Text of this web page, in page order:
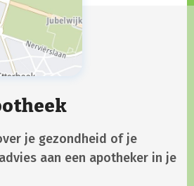
je gezondheid of je
aan een apotheker in je